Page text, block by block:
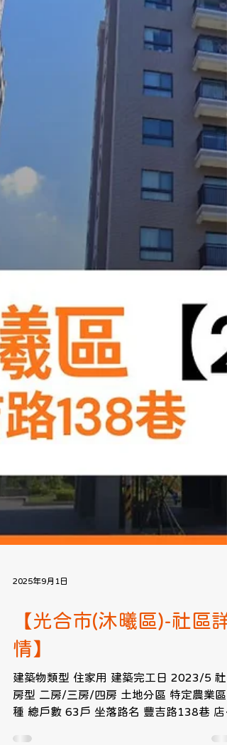
【光合市(沐曦區)-社區詳
情】
建築物類型 住家用 建築完工日 2023/5 社